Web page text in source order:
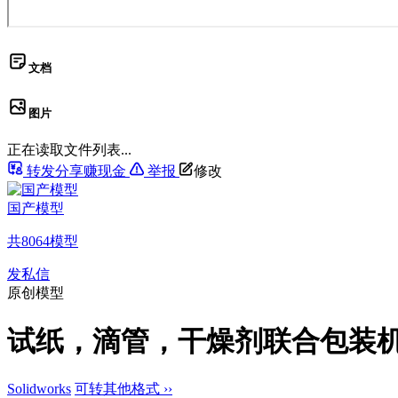
文档
图片
正在读取文件列表...
转发分享赚现金
举报 修改
国产模型
共8064模型
发私信
原创模型
试纸，滴管，干燥剂联合包装
Solidworks 可转其他格式 ››